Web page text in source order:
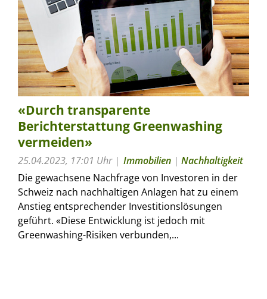
«Durch transparente
Berichterstattung Greenwashing
vermeiden»
25.04.2023, 17:01 Uhr Immobilien | Nachhaltigkeit
Die gewachsene Nachfrage von Investoren in der
Schweiz nach nachhaltigen Anlagen hat zu einem
Anstieg entsprechender Investitionslösungen
geführt. «Diese Entwicklung ist jedoch mit
Greenwashing-Risiken verbunden,...